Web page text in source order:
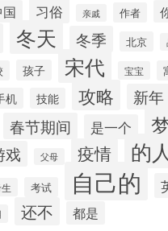
国 习俗 亲戚 作者
冬天 冬季 北京
孩子 宋代 宝宝
机 技能 攻略 新年
春节期间 是一个
戏 父母 疫情 的人
考试 自己的
还不 都是